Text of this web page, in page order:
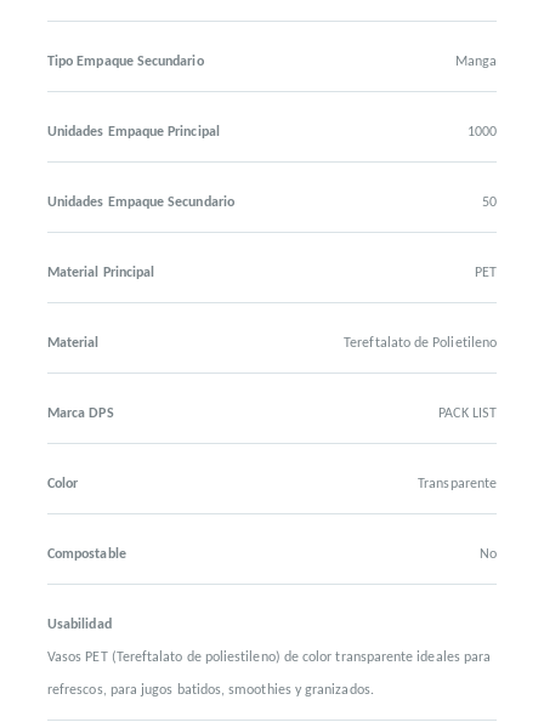
Tipo Empaque Secundario Manga
Unidades Empaque Principal 1000
Unidades Empaque Secundario 50
Material Principal PET
Material Tereftalato de Polietileno
Marca DPS PACK LIST
Color Transparente
Compostable No
Usabilidad
Vasos PET (Tereftalato de poliestileno) de color transparente ideales para
refrescos, para jugos batidos, smoothies y granizados.